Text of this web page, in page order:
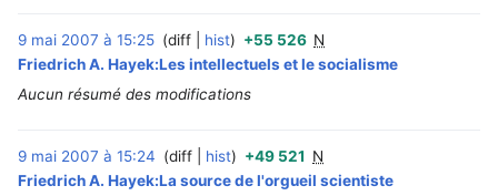
9 mai 2007 à 15:25 diff hist +55 526 N
Friedrich A. Hayek:Les intellectuels et le socialisme
Aucun résumé des modifications
9 mai 2007 à 15:24 diff hist +49 521 N
Friedrich A. Hayek:La source de l'orgueil scientiste